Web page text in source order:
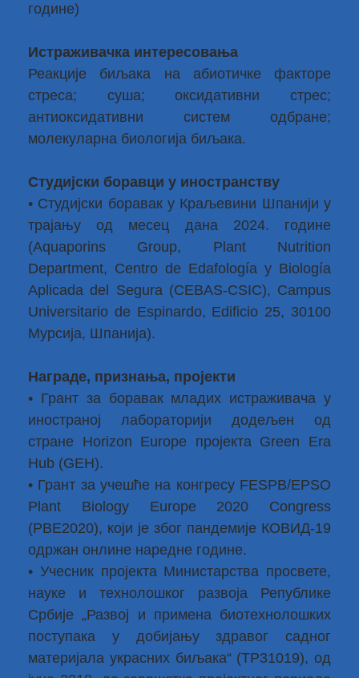
године)
Истраживачка интересовања
Реакције биљака на абиотичке факторе
стреса; суша; оксидативни стрес;
антиоксидативни систем одбране;
молекуларна биологија биљака.
Студијски боравци у иностранству
• Студијски боравак у Краљевини Шпанији у
трајању од месец дана 2024. године
(Aquaporins Group, Plant Nutrition
Department, Centro de Edafología y Biología
Aplicada del Segura (CEBAS-CSIC), Campus
Universitario de Espinardo, Edificio 25, 30100
Мурсија, Шпанија).
Награде, признања, пројекти
• Грант за боравак младих истраживача у
иностраној лабораторији додељен од
стране Horizon Europe пројекта Green Era
Hub (GEH).
• Грант за учешће на конгресу FESPB/EPSO
Plant Biology Europe 2020 Congress
(PBE2020), који је због пандемије КОВИД-19
одржан онлине наредне године.
• Учесник пројекта Министарства просвете,
науке и технолошког развоја Републике
Србије „Развој и примена биотехнолошких
поступака у добијању здравог садног
материјала украсних биљака“ (ТР31019), од